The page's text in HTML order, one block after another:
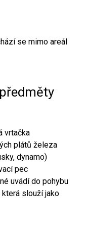
se mimo areál
vrtačka
plátů železa
dynamo)
pec
uvádí do pohybu
která slouží jako